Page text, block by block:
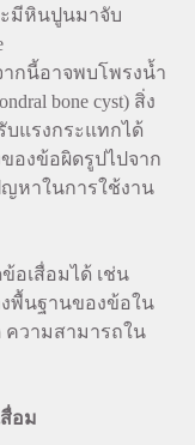
มีหินปูนมาจับ
จากนี้อาจพบโพรงน้ำ
bone cyst) สิ่ง
แรงกระแทกได้
ของข้อผิดรูปไปจาก
หาในการใช้งาน
อเสื่อมได้ เช่น
พื้นฐานของข้อใน
ความสามารถใน
อม